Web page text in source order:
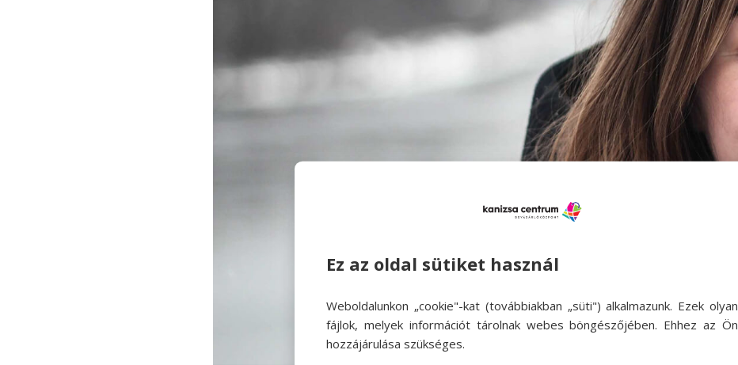
Ez az oldal sütiket használ
Weboldalunkon „cookie"-kat (továbbiakban „süti") alkalmazunk. Ezek olyan
fájlok, melyek információt tárolnak webes böngészőjében. Ehhez az Ön
hozzájárulása szükséges.